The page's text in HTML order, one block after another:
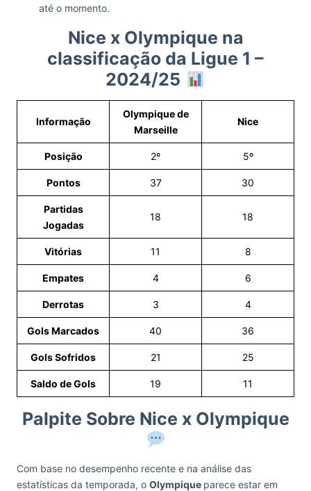
até o momento.
Nice x Olympique na
classificação da Ligue 1 –
2024/25
Informação
Olympique de
Marseille
Nice
Posição 2º 5º
Pontos 37 30
Partidas
Jogadas
18 18
Vitórias 11 8
Empates 4 6
Derrotas 3 4
Gols Marcados 40 36
Gols Sofridos 21 25
Saldo de Gols 19 11
Palpite Sobre Nice x Olympique
Com base no desempenho recente e na análise das
estatísticas da temporada, o Olympique parece estar em